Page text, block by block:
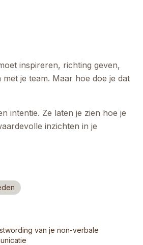
inspireren, richting geven,
je team. Maar hoe doe je dat
intentie. Ze laten je zien hoe je
inzichten in je
van je non-verbale